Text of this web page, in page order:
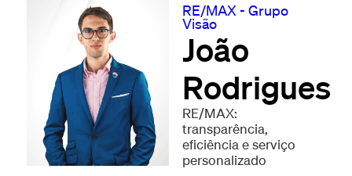
RE/MAX - Grupo
Visão
João
Rodrigues
RE/MAX:
transparência,
eficiência e serviço
personalizado